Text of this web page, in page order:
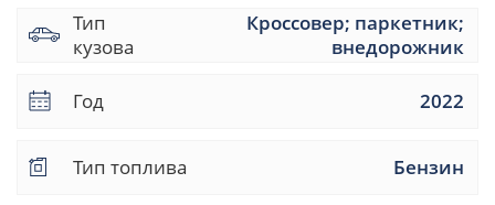
Тип
кузова
Кроссовер; паркетник;
внедорожник
Год 2022
Тип топлива Бензин